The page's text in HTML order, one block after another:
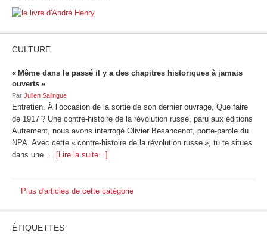
CULTURE
« Même dans le passé il y a des chapitres historiques à jamais
ouverts »
Par Julien Salingue
Entretien. À l’occasion de la sortie de son dernier ouvrage, Que faire
de 1917 ? Une contre-histoire de la révolution russe, paru aux éditions
Autrement, nous avons interrogé Olivier Besancenot, porte-parole du
NPA. Avec cette « contre-histoire de la révolution russe », tu te situes
dans une … [Lire la suite...]
Plus d'articles de cette catégorie
ÉTIQUETTES